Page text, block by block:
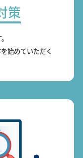
策
始めていただく